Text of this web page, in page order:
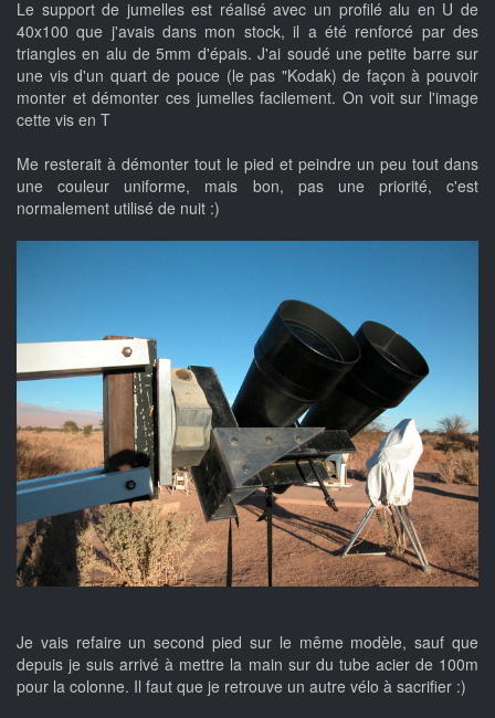
Le support de jumelles est réalisé avec un profilé alu en U de
40x100 que j'avais dans mon stock, il a été renforcé par des
triangles en alu de 5mm d'épais. J'ai soudé une petite barre sur
une vis d'un quart de pouce (le pas "Kodak) de façon à pouvoir
monter et démonter ces jumelles facilement. On voit sur l'image
cette vis en T
Me resterait à démonter tout le pied et peindre un peu tout dans
une couleur uniforme, mais bon, pas une priorité, c'est
normalement utilisé de nuit :)
Je vais refaire un second pied sur le même modèle, sauf que
depuis je suis arrivé à mettre la main sur du tube acier de 100m
pour la colonne. Il faut que je retrouve un autre vélo à sacrifier :)